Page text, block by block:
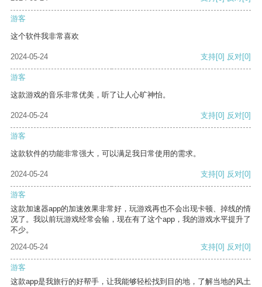
游客
这个软件我非常喜欢
2024-05-24 支持[0] 反对[0]
游客
这款游戏的音乐非常优美，听了让人心旷神怡。
2024-05-24 支持[0] 反对[0]
游客
这款软件的功能非常强大，可以满足我日常使用的需求。
2024-05-24 支持[0] 反对[0]
游客
这款加速器app的加速效果非常好，玩游戏再也不会出现卡顿、掉线的情
况了。我以前玩游戏经常会输，现在有了这个app，我的游戏水平提升了
不少。
2024-05-24
支持[0] 反对[0]
游客
这款app是我旅行的好帮手，让我能够轻松找到目的地，了解当地的风土